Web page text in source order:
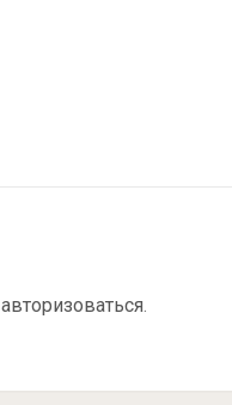
авторизоваться.